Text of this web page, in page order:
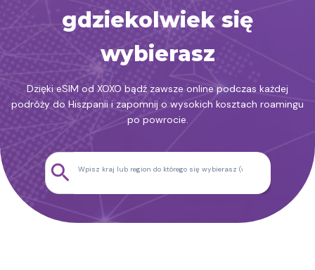
gdziekolwiek się
wybierasz
Dzięki eSIM od XOXO bądź zawsze online podczas każdej
podróży do Hiszpanii i zapomnij o wysokich kosztach roamingu
po powrocie.